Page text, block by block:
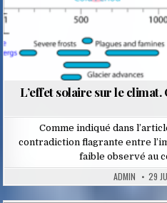
L’effet solaire sur le
Comme indiqué dans
contradiction flagrante entre
faible observé au
ADMIN 29